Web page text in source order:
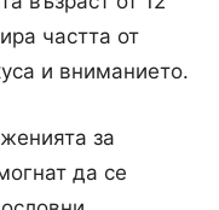
частта от
и вниманието.
за
да се